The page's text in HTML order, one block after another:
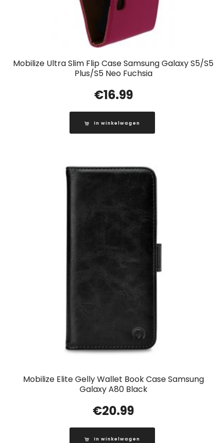
Mobilize Ultra Slim Flip Case Samsung Galaxy S5/S5
Plus/S5 Neo Fuchsia
€16.99
In winkelwagen
Mobilize Elite Gelly Wallet Book Case Samsung
Galaxy A80 Black
€20.99
In winkelwagen